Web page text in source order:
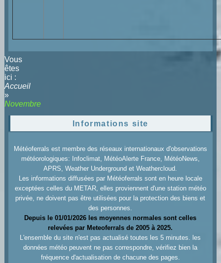
Vous
êtes
ici :
Accueil
»
Novembre
Informations site
Météoferrals est membre des réseaux internationaux d'observations
météorologiques: Infoclimat, MétéoAlerte France, MétéoNews,
APRS, Weather Underground et Weathercloud.
Les informations diffusées par Météoferrals sont en heure locale
exceptées celles du METAR, elles proviennent d'une station météo
privée, ne doivent pas être utilisées pour la protection des biens et
des personnes.
Depuis le 01/01/2026 les moyennes normales sont celles
relevées par Meteoferrals de 2005 à 2025.
L'ensemble du site n'est pas actualisé toutes les 5 minutes. les
données météo peuvent ne pas correspondre, vérifiez bien la
fréquence d'actualisation de chacune des pages.